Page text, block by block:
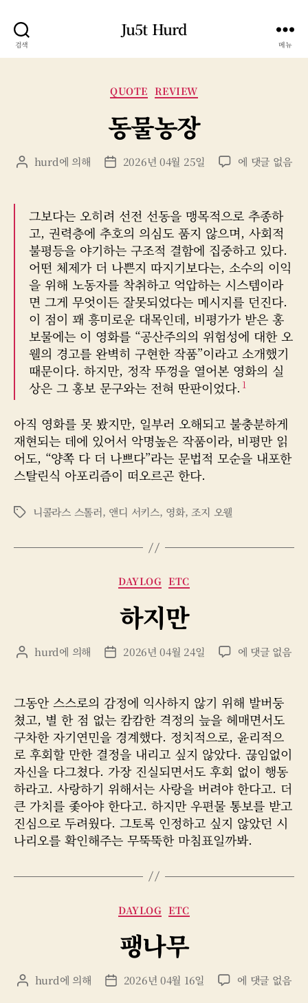
검색
Ju5t Hurd
메뉴
카
테
고
리
QUOTE REVIEW
동물농장
게
성
자
hurd에 의해
게
날
짜
2026년 04월 25일
동
에 댓글 없음
그보다는 오히려 선전 선동을 맹목적으로 추종하
고, 권력층에 추호의 의심도 품지 않으며, 사회적
불평등을 야기하는 구조적 결함에 집중하고 있다.
어떤 체제가 더 나쁜지 따지기보다는, 소수의 이익
을 위해 노동자를 착취하고 억압하는 시스템이라
면 그게 무엇이든 잘못되었다는 메시지를 던진다.
이 점이 꽤 흥미로운 대목인데, 비평가가 받은 홍
보물에는 이 영화를 “공산주의의 위험성에 대한 오
웰의 경고를 완벽히 구현한 작품”이라고 소개했기
때문이다. 하지만, 정작 뚜껑을 열어본 영화의 실
상은 그 홍보 문구와는 전혀 딴판이었다. 1
아직 영화를 못 봤지만, 일부러 오해되고 불충분하게
재현되는 데에 있어서 악명높은 작품이라, 비평만 읽
어도, “양쪽 다 더 나쁘다”라는 문법적 모순을 내포한
스탈린식 아포리즘이 떠오르곤 한다.
태
니콜라스 스톨러, 앤디 서키스, 영화,조지 오웰
카
테
고
리
DAYLOG ETC
하지만
게
작
성
자
hurd에 의해
게
날
짜
2026년 04월 24일
하
에 댓글 없음
그동안 스스로의 감정에 익사하지 않기 위해 발버둥
쳤고, 별 한 점 없는 캄캄한 격정의 늪을 헤매면서도
구차한 자기연민을 경계했다. 정치적으로, 윤리적으
로 후회할 만한 결정을 내리고 싶지 않았다. 끊임없이
자신을 다그쳤다. 가장 진실되면서도 후회 없이 행동
하라고. 사랑하기 위해서는 사랑을 버려야 한다고. 더
큰 가치를 좇아야 한다고. 하지만 우편물 통보를 받고
진심으로 두려웠다. 그토록 인정하고 싶지 않았던 시
나리오를 확인해주는 무뚝뚝한 마침표일까봐.
카
테
고
리
DAYLOG ETC
팽나무
게 hurd에 의해
게 2026년 04월 16일
팽
에 댓글 없음